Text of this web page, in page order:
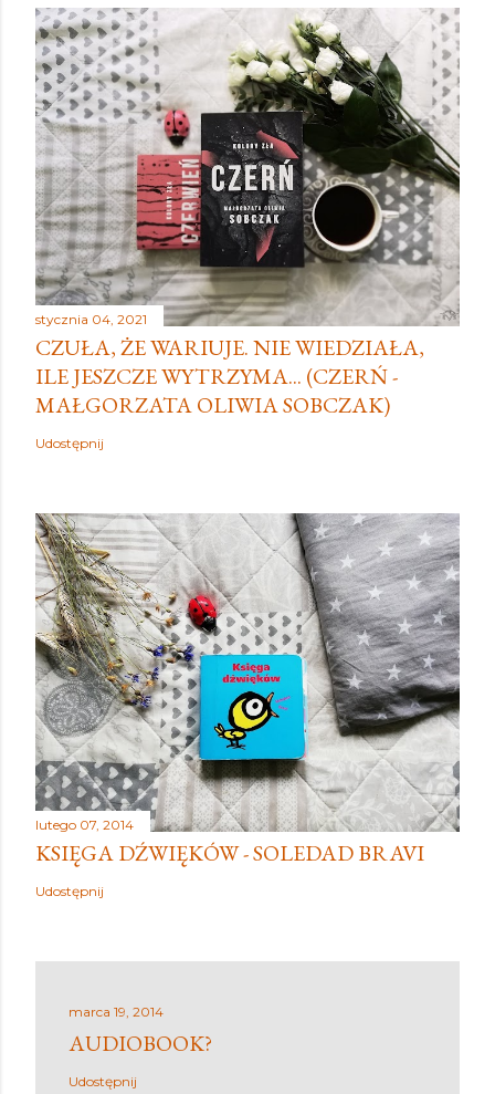
stycznia 04, 2021
CZUŁA, ŻE WARIUJE. NIE WIEDZIAŁA,
ILE JESZCZE WYTRZYMA... (CZERŃ -
MAŁGORZATA OLIWIA SOBCZAK)
Udostępnij
lutego 07, 2014
KSIĘGA DŹWIĘKÓW - SOLEDAD BRAVI
Udostępnij
marca 19, 2014
AUDIOBOOK?
Udostępnij